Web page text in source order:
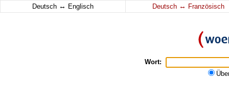
Deutsch ↔ Englisch Deutsch ↔ Französisch
Wort: